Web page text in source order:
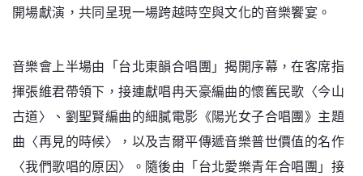
開場獻演，共同呈現一場跨越時空與文化的音樂饗宴。
音樂會上半場由「台北東韻合唱團」揭開序幕，在客席指
揮張維君帶領下，接連獻唱冉天豪編曲的懷舊民歌〈今山
古道〉、劉聖賢編曲的細膩電影《陽光女子合唱團》主題
曲〈再見的時候〉，以及吉爾平傳遞音樂普世價值的名作
〈我們歌唱的原因〉。隨後由「台北愛樂青年合唱團」接